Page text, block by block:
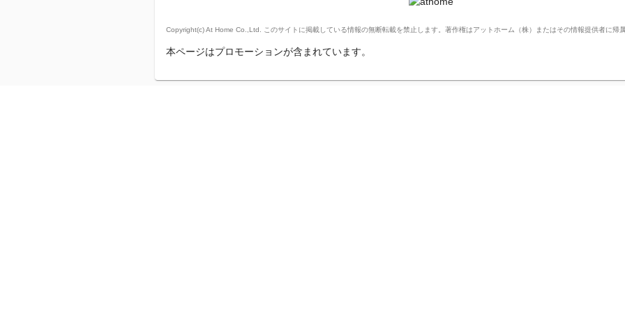
Copyright(c) At Home Co.,Ltd. このサイトに掲載している情報の無断転載を禁止します。著作権はアットホーム（株）またはその情報提供者に帰属
本ページはプロモーションが含まれています。